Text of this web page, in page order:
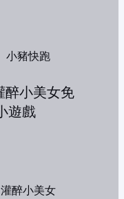
小豬快跑
灌醉小美女